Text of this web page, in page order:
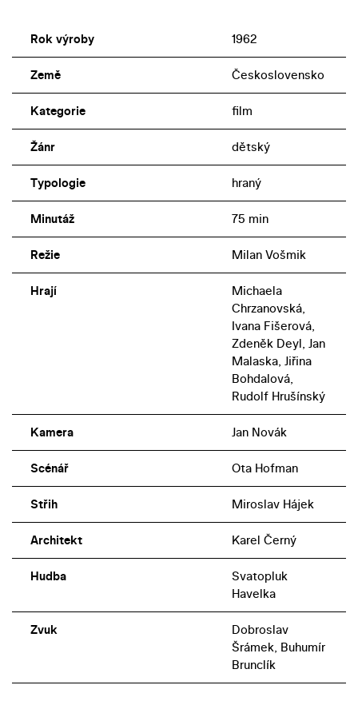
Rok výroby 1962
Země Československo
Kategorie film
Žánr dětský
Typologie hraný
Minutáž 75 min
Režie Milan Vošmik
Hrají
Michaela
Chrzanovská,
Ivana Fišerová,
Zdeněk Deyl, Jan
Malaska, Jiřina
Bohdalová,
Rudolf Hrušínský
Kamera Jan Novák
Scénář Ota Hofman
Střih Miroslav Hájek
Architekt Karel Černý
Hudba
Svatopluk
Havelka
Zvuk
Dobroslav
Šrámek, Buhumír
Brunclík